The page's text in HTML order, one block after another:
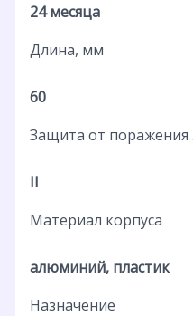
24 месяца
Длина, мм
60
Защита от поражения
II
Материал корпуса
алюминий, пластик
Назначение